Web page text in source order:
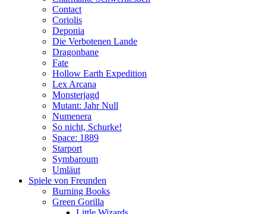
Contact
Coriolis
Deponia
Die Verbotenen Lande
Dragonbane
Fate
Hollow Earth Expedition
Lex Arcana
Monsterjagd
Mutant: Jahr Null
Numenera
So nicht, Schurke!
Space: 1889
Starport
Symbaroum
Umläut
Spiele von Freunden
Burning Books
Green Gorilla